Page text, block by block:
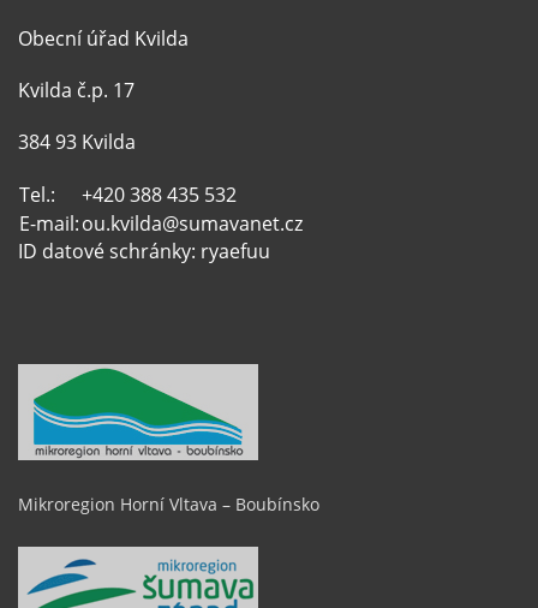
Obecní úřad Kvilda
Kvilda č.p. 17
384 93 Kvilda
Tel.:
+420 388 435 532
E-mail:ou.kvilda@sumavanet.cz
ID datové schránky: ryaefuu
Mikroregion Horní Vltava – Boubínsko